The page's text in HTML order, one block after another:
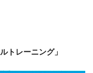
トレーニング」